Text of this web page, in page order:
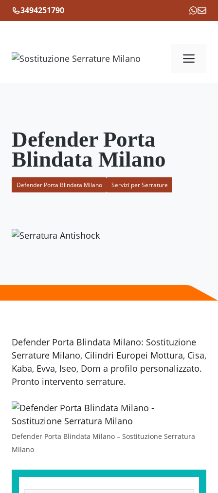
al
3494251790
Defender Porta
Blindata Milano
Defender Porta Blindata Milano Servizi per Serrature
Defender Porta Blindata Milano: Sostituzione
Serrature Milano, Cilindri Europei Mottura, Cisa,
Kaba, Evva, Iseo, Dom a profilo personalizzato.
Pronto intervento serrature.
Defender Porta Blindata Milano – Sostituzione Serratura
Milano